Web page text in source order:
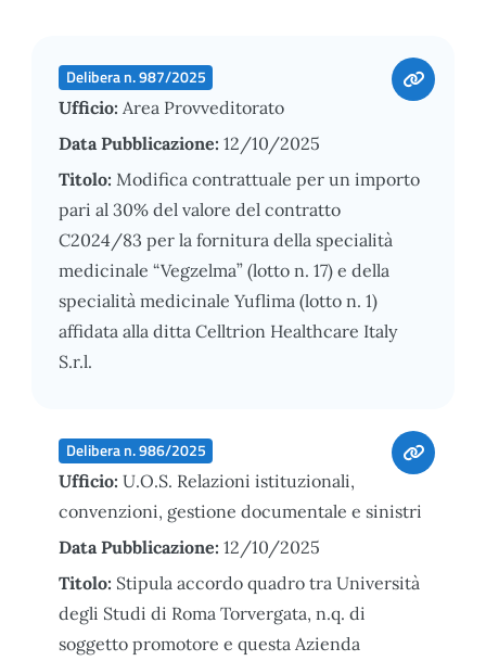
Delibera n. 987/2025
Ufficio: Area Provveditorato
Data Pubblicazione: 12/10/2025
Titolo: Modifica contrattuale per un importo
pari al 30% del valore del contratto
C2024/83 per la fornitura della specialità
medicinale “Vegzelma” (lotto n. 17) e della
specialità medicinale Yuflima (lotto n. 1)
affidata alla ditta Celltrion Healthcare Italy
S.r.l.
Delibera n. 986/2025
Ufficio: U.O.S. Relazioni istituzionali,
convenzioni, gestione documentale e sinistri
Data Pubblicazione: 12/10/2025
Titolo: Stipula accordo quadro tra Università
degli Studi di Roma Torvergata, n.q. di
soggetto promotore e questa Azienda